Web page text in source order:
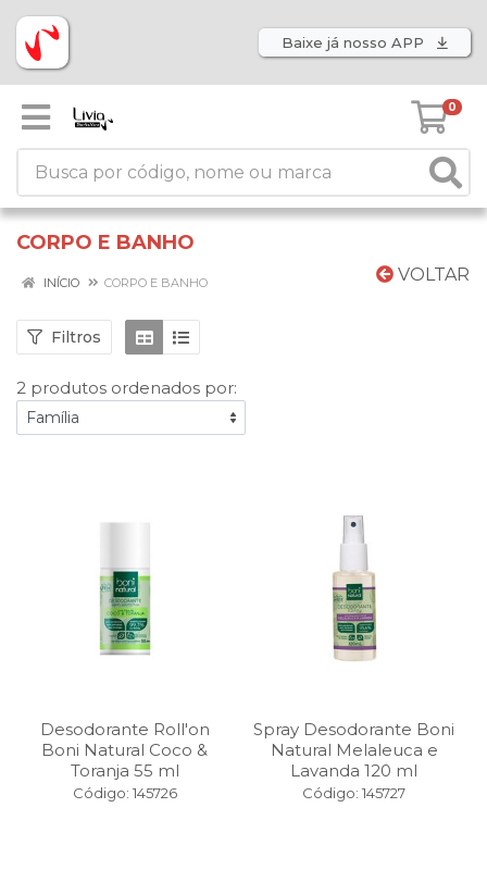
Baixe já nosso APP
0
CORPO E BANHO
VOLTAR
INÍCIO CORPO E BANHO
Filtros
2 produtos ordenados por:
Desodorante Roll'on
Boni Natural Coco &
Toranja 55 ml
Código: 145726
Spray Desodorante Boni
Natural Melaleuca e
Lavanda 120 ml
Código: 145727